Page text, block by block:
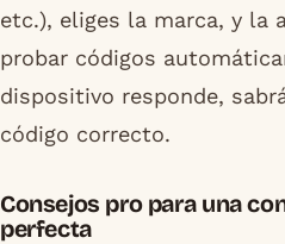
etc.), eliges la marca, y la
probar códigos
dispositivo responde,
código correcto.
Consejos pro para una
perfecta